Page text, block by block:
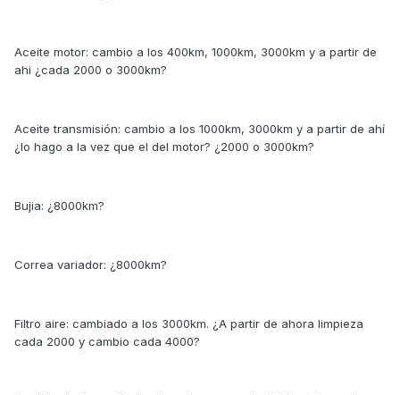
Aceite motor: cambio a los 400km, 1000km, 3000km y a partir de
ahi ¿cada 2000 o 3000km?
Aceite transmisión: cambio a los 1000km, 3000km y a partir de ahí
¿lo hago a la vez que el del motor? ¿2000 o 3000km?
Bujia: ¿8000km?
Correa variador: ¿8000km?
Filtro aire: cambiado a los 3000km. ¿A partir de ahora limpieza
cada 2000 y cambio cada 4000?